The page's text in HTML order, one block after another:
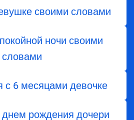
своими словами
ночи своими
словами
с 6 месяцами девочке
днем ​​рождения дочери